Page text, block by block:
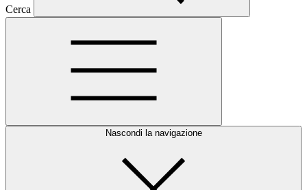
Cerca
Nascondi la navigazione